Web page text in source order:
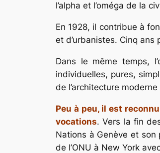
l’alpha et l’oméga de la
En 1928, il contribue à
et d’urbanistes. Cinq
Dans le même temps,
individuelles, pures,
de l’architecture
Peu à peu, il est
vocations. Vers la fin
Nations à Genève et son
de l’ONU à New York